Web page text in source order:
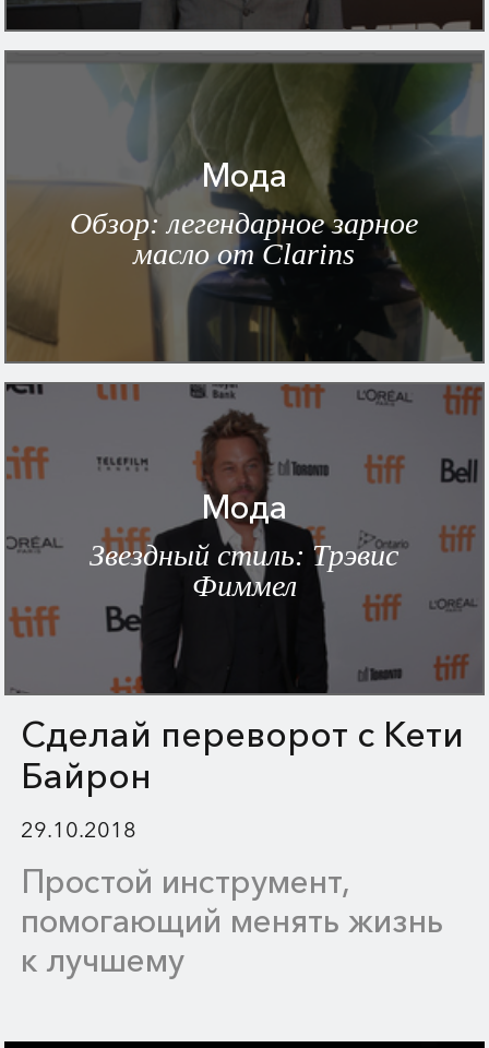
Мода
Обзор: легендарное зарное
масло от Clarins
Мода
Звездный стиль: Трэвис
Фиммел
Сделай переворот с Кети
Байрон
29.10.2018
Простой инструмент,
помогающий менять жизнь
к лучшему